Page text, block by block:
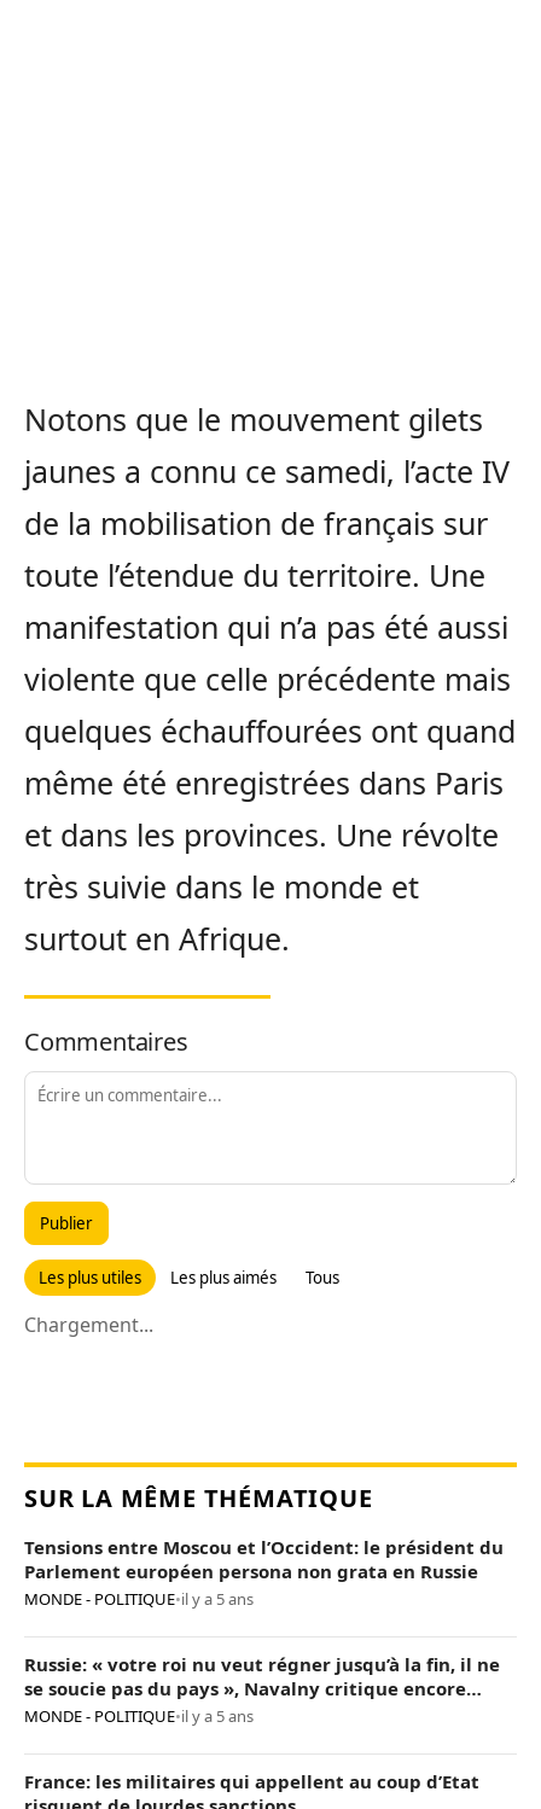
Notons que le mouvement gilets
jaunes a connu ce samedi, l’acte IV
de la mobilisation de français sur
toute l’étendue du territoire. Une
manifestation qui n’a pas été aussi
violente que celle précédente mais
quelques échauffourées ont quand
même été enregistrées dans Paris
et dans les provinces. Une révolte
très suivie dans le monde et
surtout en Afrique.
Commentaires
Publier
Les plus utiles Les plus aimés Tous
Chargement...
SUR LA MÊME THÉMATIQUE
Tensions entre Moscou et l’Occident: le président du
Parlement européen persona non grata en Russie
MONDE - POLITIQUE•il y a 5 ans
Russie: « votre roi nu veut régner jusqu’à la fin, il ne
se soucie pas du pays », Navalny critique encore
Poutine
MONDE - POLITIQUE•il y a 5 ans
France: les militaires qui appellent au coup d’Etat